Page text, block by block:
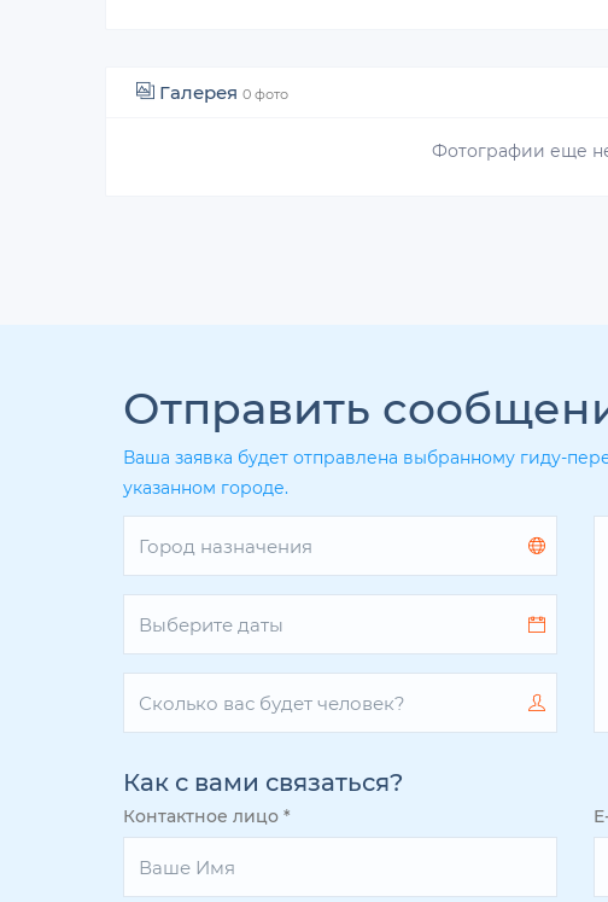
Галерея 0 фото
Фотографии еще
Отправить
Ваша заявка будет отправлена выбранному гиду-
указанном городе.
Как с вами связаться?
Контактное лицо *